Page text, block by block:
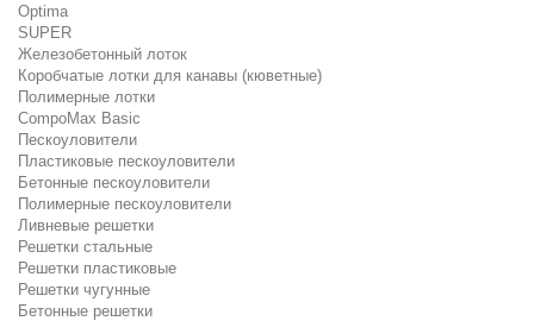
Optima
SUPER
Железобетонный лоток
Коробчатые лотки для канавы (кюветные)
Полимерные лотки
CompoMax Basic
Пескоуловители
Пластиковые пескоуловители
Бетонные пескоуловители
Полимерные пескоуловители
Ливневые решетки
Решетки стальные
Решетки пластиковые
Решетки чугунные
Бетонные решетки